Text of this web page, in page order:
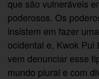
que são vulneráveis
poderosos. Os
insistem em fazer
ocidental e, Kwok Pui
vem denunciar esse
mundo plural e com